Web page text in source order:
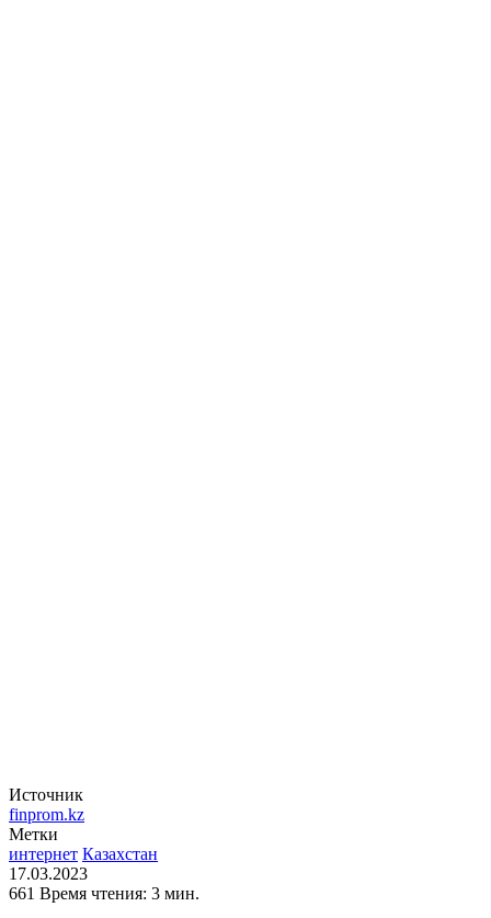
Источник
finprom.kz
Метки
интернет Казахстан
17.03.2023
661 Время чтения: 3 мин.